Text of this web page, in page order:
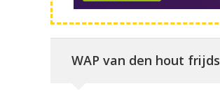
WAP van den hout frijds